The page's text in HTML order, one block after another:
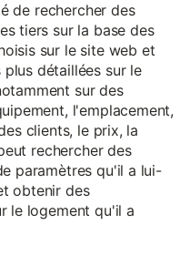
de rechercher des
tiers sur la base des
sur le site web et
détaillées sur le
sur des
l'emplacement,
clients, le prix, la
rechercher des
paramètres qu'il a lui-
obtenir des
le logement qu'il a